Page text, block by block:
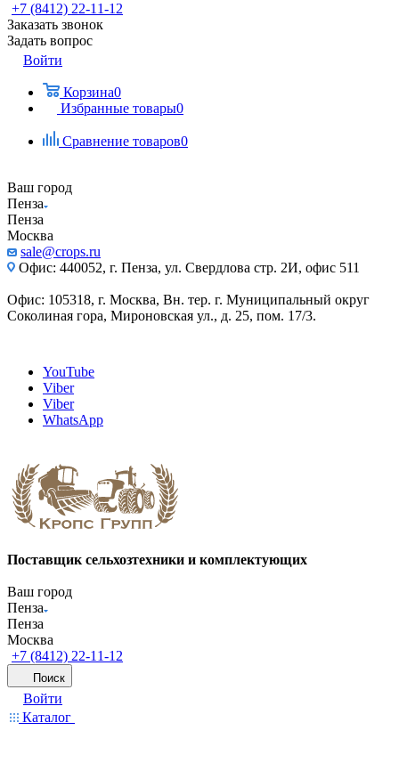
+7 (8412) 22-11-12
Заказать звонок
Задать вопрос
Войти
Корзина0
Избранные товары0
Сравнение товаров0
Ваш город
Пенза
Пенза
Москва
sale@crops.ru
Офис: 440052, г. Пенза, ул. Свердлова стр. 2И, офис 511
Офис: 105318, г. Москва, Вн. тер. г. Муниципальный округ
Соколиная гора, Мироновская ул., д. 25, пом. 17/3.
YouTube
Viber
Viber
WhatsApp
Поставщик сельхозтехники и комплектующих
Ваш город
Пенза
Пенза
Москва
+7 (8412) 22-11-12
Поиск
Войти
Каталог